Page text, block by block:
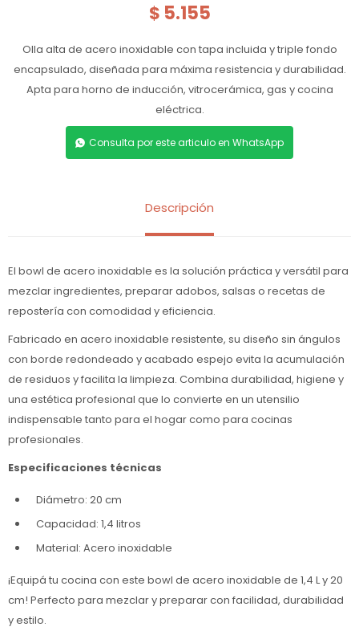
$ 5.155
Olla alta de acero inoxidable con tapa incluida y triple fondo
encapsulado, diseñada para máxima resistencia y durabilidad.
Apta para horno de inducción, vitrocerámica, gas y cocina
eléctrica.
Consulta por este articulo en WhatsApp
Descripción
El bowl de acero inoxidable es la solución práctica y versátil para
mezclar ingredientes, preparar adobos, salsas o recetas de
repostería con comodidad y eficiencia.
Fabricado en acero inoxidable resistente, su diseño sin ángulos
con borde redondeado y acabado espejo evita la acumulación
de residuos y facilita la limpieza. Combina durabilidad, higiene y
una estética profesional que lo convierte en un utensilio
indispensable tanto para el hogar como para cocinas
profesionales.
Especificaciones técnicas
Diámetro: 20 cm
Capacidad: 1,4 litros
Material: Acero inoxidable
¡Equipá tu cocina con este bowl de acero inoxidable de 1,4 L y 20
cm! Perfecto para mezclar y preparar con facilidad, durabilidad
y estilo.